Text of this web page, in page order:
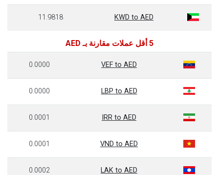
KWD to AED
11.9818
5 أقل عملات مقارنة بـ AED
VEF to AED
0.0000
LBP to AED
0.0000
IRR to AED
0.0001
VND to AED
0.0001
LAK to AED
0.0002